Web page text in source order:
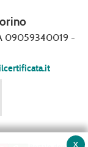
09059340019 -
x